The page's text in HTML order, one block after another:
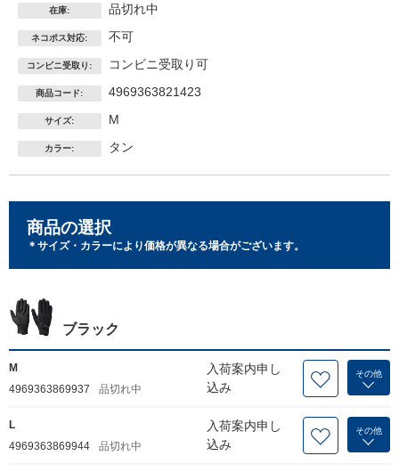
在庫: 品切れ中
ネコポス対応: 不可
コンビニ受取り: コンビニ受取り可
商品コード: 4969363821423
サイズ: M
カラー: タン
商品の選択
＊サイズ・カラーにより価格が異なる場合がございます。
ブラック
M
4969363869937
品切れ中
入荷案内申し
込み
その他
L
4969363869944
品切れ中
入荷案内申し
込み
その他